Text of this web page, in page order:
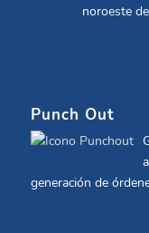
noroeste
Punch Out
generación de